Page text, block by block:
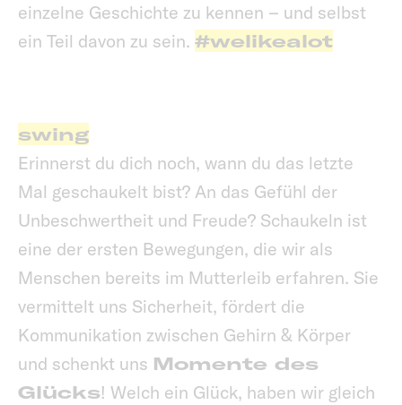
einzelne Geschichte zu kennen – und selbst
ein Teil davon zu sein. #welikealot
swing
Erinnerst du dich noch, wann du das letzte
Mal geschaukelt bist? An das Gefühl der
Unbeschwertheit und Freude? Schaukeln ist
eine der ersten Bewegungen, die wir als
Menschen bereits im Mutterleib erfahren. Sie
vermittelt uns Sicherheit, fördert die
Kommunikation zwischen Gehirn & Körper
und schenkt uns Momente des
Glücks! Welch ein Glück, haben wir gleich